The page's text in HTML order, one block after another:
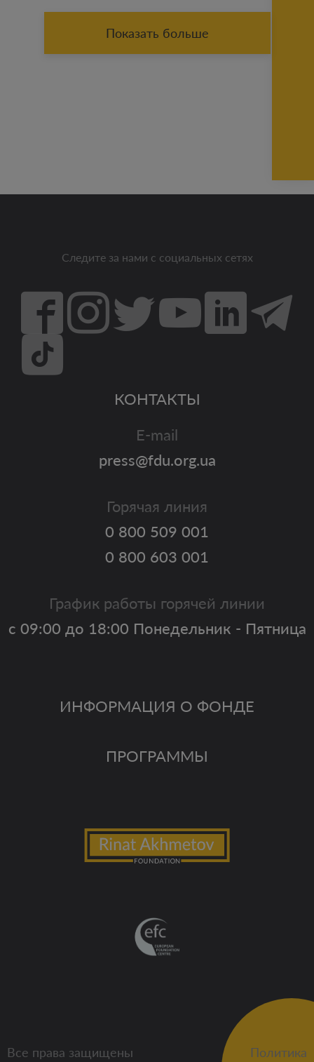
Показать больше
Следите за нами с социальных сетях
ИНФОРМАЦИЯ О ФОНДЕ
ПРОГРАММЫ
КОНТАКТЫ
E-mail
press@fdu.org.ua
Горячая линия
0 800 509 001
0 800 603 001
График работы горячей линии
с 09:00 до 18:00 Понедельник - Пятница
Все права защищены
Политика